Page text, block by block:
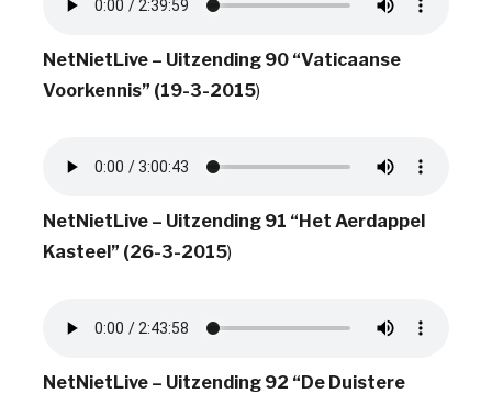
NetNietLive – Uitzending 90 “Vaticaanse
Voorkennis” (19-3-2015)
NetNietLive – Uitzending 91 “Het Aerdappel
Kasteel” (26-3-2015)
NetNietLive – Uitzending 92 “De Duistere